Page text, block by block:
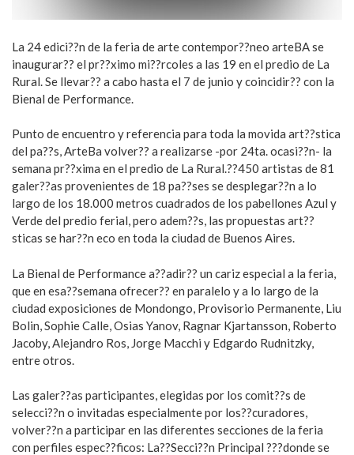
La 24 edici??n de la feria de arte contempor??neo arteBA se
inaugurar?? el pr??ximo mi??rcoles a las 19 en el predio de La
Rural. Se llevar?? a cabo hasta el 7 de junio y coincidir?? con la
Bienal de Performance.
Punto de encuentro y referencia para toda la movida art??stica
del pa??s, ArteBa volver?? a realizarse -por 24ta. ocasi??n- la
semana pr??xima en el predio de La Rural.??450 artistas de 81
galer??as provenientes de 18 pa??ses se desplegar??n a lo
largo de los 18.000 metros cuadrados de los pabellones Azul y
Verde del predio ferial, pero adem??s, las propuestas art??
sticas se har??n eco en toda la ciudad de Buenos Aires.
La Bienal de Performance a??adir?? un cariz especial a la feria,
que en esa??semana ofrecer?? en paralelo y a lo largo de la
ciudad exposiciones de Mondongo, Provisorio Permanente, Liu
Bolin, Sophie Calle, Osias Yanov, Ragnar Kjartansson, Roberto
Jacoby, Alejandro Ros, Jorge Macchi y Edgardo Rudnitzky,
entre otros.
Las galer??as participantes, elegidas por los comit??s de
selecci??n o invitadas especialmente por los??curadores,
volver??n a participar en las diferentes secciones de la feria
con perfiles espec??ficos: La??Secci??n Principal ???donde se